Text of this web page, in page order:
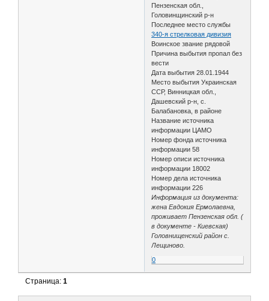
Пензенская обл.,
Головинщинский р-н
Последнее место службы
340-я стрелковая дивизия
Воинское звание рядовой
Причина выбытия пропал без
вести
Дата выбытия 28.01.1944
Место выбытия Украинская
ССР, Винницкая обл.,
Дашевский р-н, с.
Балабановка, в районе
Название источника
информации ЦАМО
Номер фонда источника
информации 58
Номер описи источника
информации 18002
Номер дела источника
информации 226
Информация из документа:
жена Евдокия Ермолаевна,
проживает Пензенская обл. (
в документе - Киевская)
Головнищенский район с.
Лещиново.
0
Страница:1